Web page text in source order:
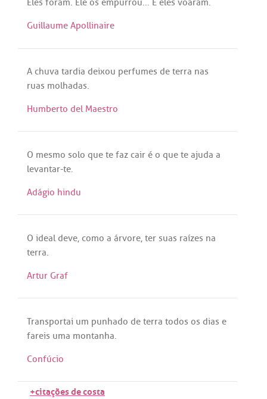
Guillaume Apollinaire
A chuva tardia deixou perfumes de terra nas
ruas molhadas.
Humberto del Maestro
O mesmo solo que te faz cair é o que te ajuda a
levantar-te.
Adágio hindu
O ideal deve, como a árvore, ter suas raízes na
terra.
Artur Graf
Transportai um punhado de terra todos os dias e
fareis uma montanha.
Confúcio
+citações de costa